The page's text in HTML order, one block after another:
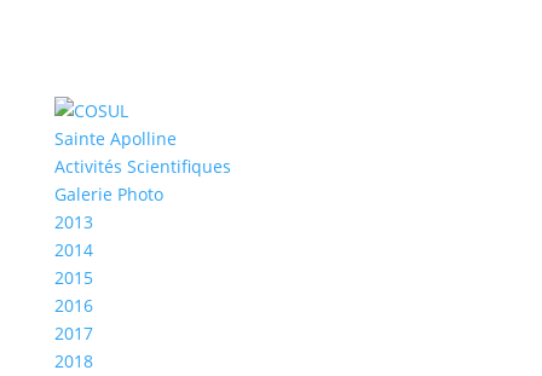
Sainte Apolline
Activités Scientifiques
Galerie Photo
2013
2014
2015
2016
2017
2018